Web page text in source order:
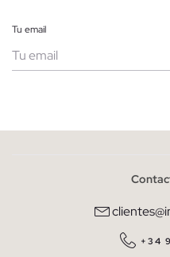
Tu email
He leído y entiendo la
QUIERO
+34